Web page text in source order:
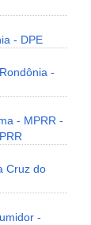
- DPE
-
- MPRR -
Cruz do
-